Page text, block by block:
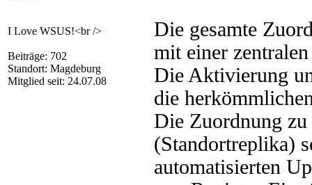
I Love WSUS!<br />
Beiträge: 702
Standort: Magdeburg
Mitglied seit: 24.07.08
Die gesamte
mit einer
Die Aktivierung
die
Die Zuordnung
(Standortreplika)
automatisierten